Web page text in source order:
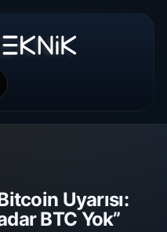
Uyarısı:
BTC Yok”